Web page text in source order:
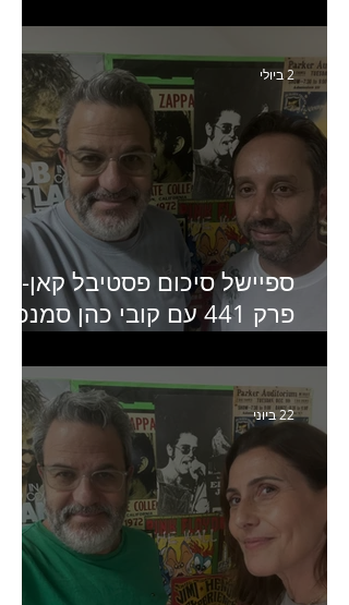
של יד2
ספיישל סיכום פסטיבל קאן-
פרק 441 עם קובי כהן
2 ביולי
22 ביוני